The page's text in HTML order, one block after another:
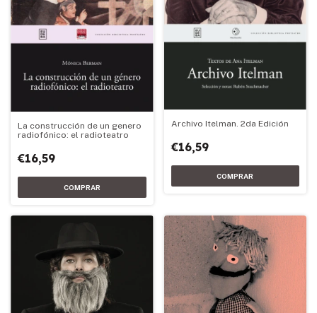
La construcción de un genero
radiofónico: el radioteatro
€16,59
Archivo Itelman. 2da Edición
€16,59